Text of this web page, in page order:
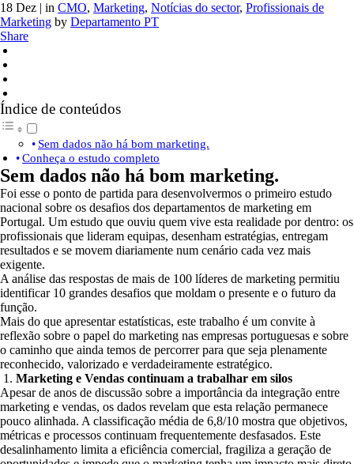
18 Dez | in CMO, Marketing, Notícias do sector, Profissionais de
Marketing by Departamento PT
Share
Índice de conteúdos
Sem dados não há bom marketing.
Conheça o estudo completo
Sem dados não há bom marketing.
Foi esse o ponto de partida para desenvolvermos o primeiro estudo
nacional sobre os desafios dos departamentos de marketing em
Portugal. Um estudo que ouviu quem vive esta realidade por dentro: os
profissionais que lideram equipas, desenham estratégias, entregam
resultados e se movem diariamente num cenário cada vez mais
exigente.
A análise das respostas de mais de 100 líderes de marketing permitiu
identificar 10 grandes desafios que moldam o presente e o futuro da
função.
Mais do que apresentar estatísticas, este trabalho é um convite à
reflexão sobre o papel do marketing nas empresas portuguesas e sobre
o caminho que ainda temos de percorrer para que seja plenamente
reconhecido, valorizado e verdadeiramente estratégico.
Marketing e Vendas continuam a trabalhar em silos
Apesar de anos de discussão sobre a importância da integração entre
marketing e vendas, os dados revelam que esta relação permanece
pouco alinhada. A classificação média de 6,8/10 mostra que objetivos,
métricas e processos continuam frequentemente desfasados. Este
desalinhamento limita a eficiência comercial, fragiliza a geração de